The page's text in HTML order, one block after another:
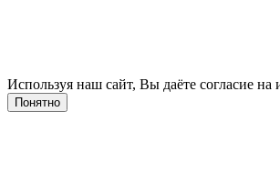
Используя наш сайт, Вы даёте согласие
Понятно